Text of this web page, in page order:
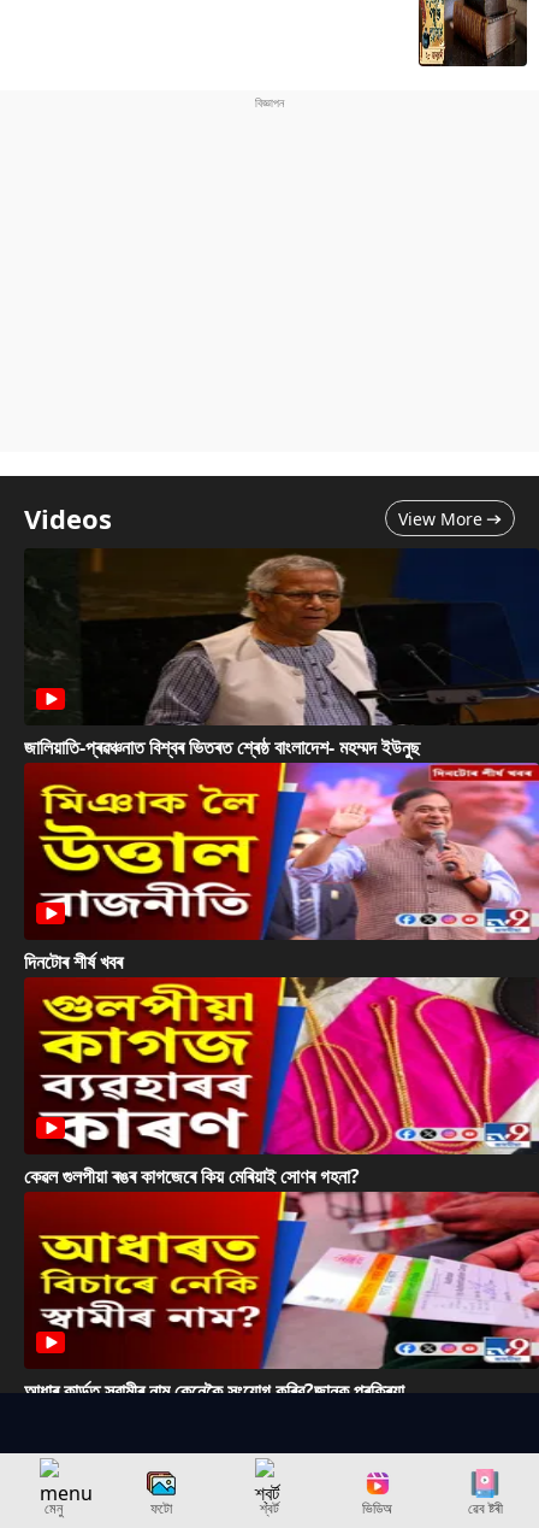
Videos View More
জালিয়াতি-প্ৰৱঞ্চনাত বিশ্বৰ ভিতৰত শ্ৰেষ্ঠ বাংলাদেশ- মহম্মদ ইউনুছ
দিনটোৰ শীৰ্ষ খবৰ
কেৱল গুলপীয়া ৰঙৰ কাগজেৰে কিয় মেৰিয়াই সোণৰ গহনা?
আধাৰ কাৰ্ডত স্বামীৰ নাম কেনেকৈ সংযোগ কৰিব?জানক প্ৰক্ৰিয়া...
মেনু ফটো শ্বৰ্ট ভিডিঅ ৱেব ষ্টৰী